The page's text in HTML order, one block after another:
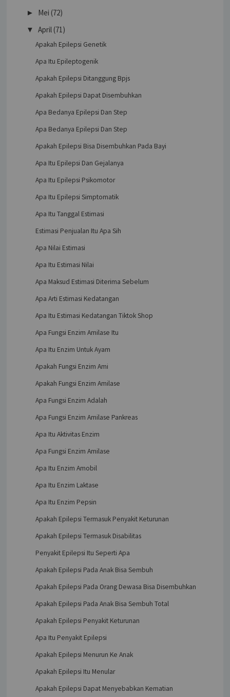
► Mei (72)
▼ April (71)
Apakah Epilepsi Genetik
Apa Itu Epileptogenik
Apakah Epilepsi Ditanggung Bpjs
Apakah Epilepsi Dapat Disembuhkan
Apa Bedanya Epilepsi Dan Step
Apa Bedanya Epilepsi Dan Step
Apakah Epilepsi Bisa Disembuhkan Pada Bayi
Apa Itu Epilepsi Dan Gejalanya
Apa Itu Epilepsi Psikomotor
Apa Itu Epilepsi Simptomatik
Apa Itu Tanggal Estimasi
Estimasi Penjualan Itu Apa Sih
Apa Nilai Estimasi
Apa Itu Estimasi Nilai
Apa Maksud Estimasi Diterima Sebelum
Apa Arti Estimasi Kedatangan
Apa Itu Estimasi Kedatangan Tiktok Shop
Apa Fungsi Enzim Amilase Itu
Apa Itu Enzim Untuk Ayam
Apakah Fungsi Enzim Ami
Apakah Fungsi Enzim Amilase
Apa Fungsi Enzim Adalah
Apa Fungsi Enzim Amilase Pankreas
Apa Itu Aktivitas Enzim
Apa Fungsi Enzim Amilase
Apa Itu Enzim Amobil
Apa Itu Enzim Laktase
Apa Itu Enzim Pepsin
Apakah Epilepsi Termasuk Penyakit Keturunan
Apakah Epilepsi Termasuk Disabilitas
Penyakit Epilepsi Itu Seperti Apa
Apakah Epilepsi Pada Anak Bisa Sembuh
Apakah Epilepsi Pada Orang Dewasa Bisa Disembuhkan
Apakah Epilepsi Pada Anak Bisa Sembuh Total
Apakah Epilepsi Penyakit Keturunan
Apa Itu Penyakit Epilepsi
Apakah Epilepsi Menurun Ke Anak
Apakah Epilepsi Itu Menular
Apakah Epilepsi Dapat Menyebabkan Kematian